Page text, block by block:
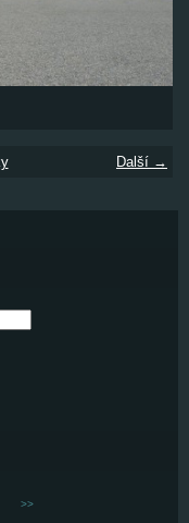
Další →
>>